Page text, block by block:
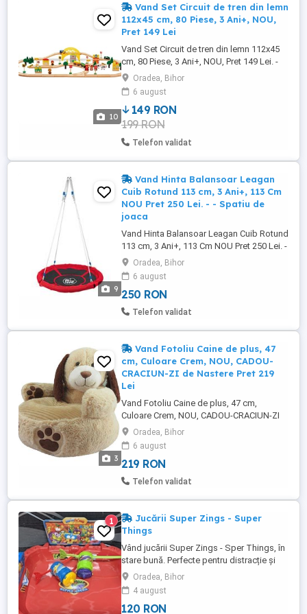
10
Vand Set Circuit de tren din lemn
112x45 cm, 80 Piese, 3 Ani+, NOU,
Pret 149 Lei
Vand Set Circuit de tren din lemn 112x45
cm, 80 Piese, 3 Ani+, NOU, Pret 149 Lei. -
Circuit de tren din lemn 112 cm * 45 cm, 80
Piese, varsta de la 3 Ani+, NOU - Produsul
este Nou Ambalat - Produsul necesita
asamblare Contine manual de instructiuni,
materiale de instalare si montaj. - Un super
circuit ...
Oradea, Bihor
6 august
149 RON
199 RON
Telefon validat
9
Vand Hinta Balansoar Leagan
Cuib Rotund 113 cm, 3 Ani+, 113 Cm
NOU Pret 250 Lei. - - Spatiu de
joaca
Vand Hinta Balansoar Leagan Cuib Rotund
113 cm, 3 Ani+, 113 Cm NOU Pret 250 Lei. -
- Spatiu de joaca, Loc de joaca Hinta
Balansoar Leagan Cuib Circular Rotund
113 cm, 3 Ani+, 113 Cm, greutate maxima
admisa 150 Kg, ajustabil pe inaltime 105
cm - 180 cm, protectie UV - Produsul este
Oradea, Bihor
6 august
250 RON
Telefon validat
3
Vand Fotoliu Caine de plus, 47
cm, Culoare Crem, NOU, CADOU-
CRACIUN-ZI de Nastere Pret 219
Lei
Vand Fotoliu Caine de plus, 47 cm,
Culoare Crem, NOU, CADOU-CRACIUN-ZI
de Nastere Pret 219 Lei. - - Vand Fotoliu
Caine de plus, 47 cm, Culoare Crem, NOU.
CADOU pentru: -Zile de nastere, -Cere in
Casatorie, -Sarbatorile de Craciun, -Nunta,
-Valentine's Day, -Ziua Indragostitilor /
Oradea, Bihor
6 august
219 RON
Telefon validat
1
Jucării Super Zings - Super
Things
Vând jucării Super Zings - Sper Things, în
stare bună. Perfecte pentru distracție și
dezvoltarea creativității copiilor. Alege
calitatea pentru micuțul tău! Se vând și
individual la următoarele prețuri: Set de
joacă SuperThings Baza secretă MR KING
Oradea, Bihor
4 august
120 RON